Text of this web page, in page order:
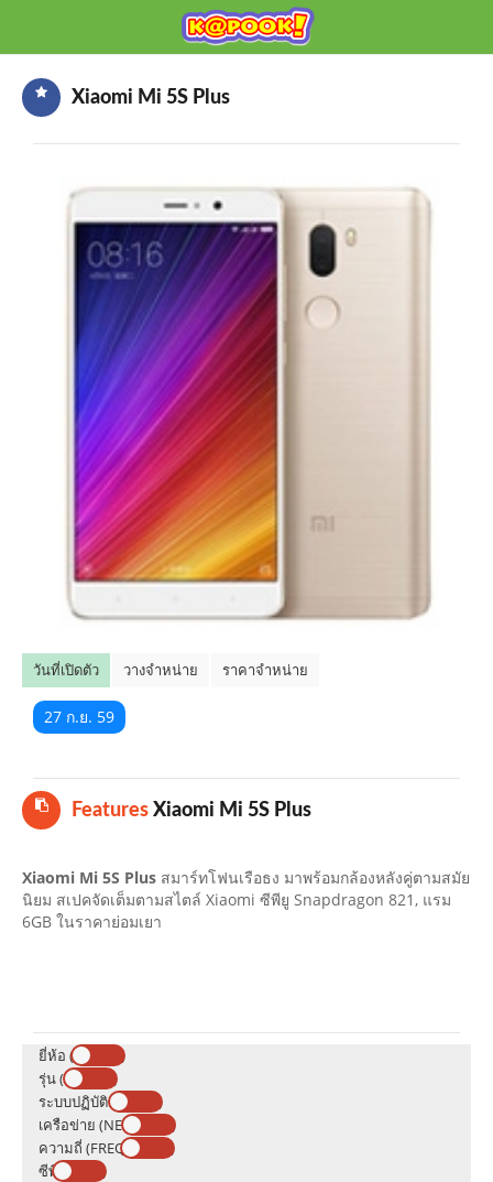
Mobile เช็กก่อนซื้อ
มือถือรุ่นใหม่
ข่าวมือถือ
HOW TO มือถือ
อุปกรณ์เสริมมือถือ
โปรโมชั่นจากค่ายมือถือ
คลิปมือถือ
TOP 10 มือถือยอดนิยม
CLOSE
Xiaomi Mi 5S Plus
วันที่เปิดตัว วางจำหน่าย ราคาจำหน่าย
27 ก.ย. 59
Features Xiaomi Mi 5S Plus
Xiaomi Mi 5S Plus สมาร์ทโฟนเรือธง มาพร้อมกล้องหลังคู่ตามสมัย
นิยม สเปคจัดเต็มตามสไตล์ Xiaomi ซีพียู Snapdragon 821, แรม
6GB ในราคาย่อมเยา
ยี่ห้อ (BRAND)
รุ่น (MODEL)
ระบบปฏิบัติการ (OS)
เครือข่าย (NETWORK)
ความถี่ (FREQUENCY)
ซีพียู (CPU)